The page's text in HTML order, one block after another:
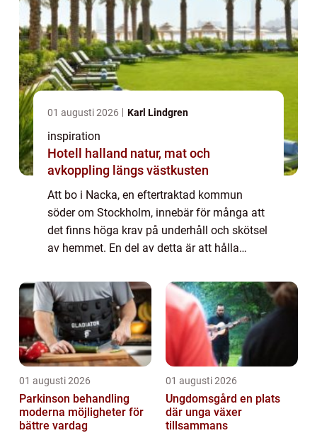
01 augusti 2026 Karl Lindgren
inspiration
Hotell halland natur, mat och
avkoppling längs västkusten
Att bo i Nacka, en eftertraktad kommun
söder om Stockholm, innebär för många att
det finns höga krav på underhåll och skötsel
av hemmet. En del av detta är att hålla
01 augusti 2026
Parkinson behandling
moderna möjligheter för
bättre vardag
01 augusti 2026
Ungdomsgård en plats
där unga växer
tillsammans